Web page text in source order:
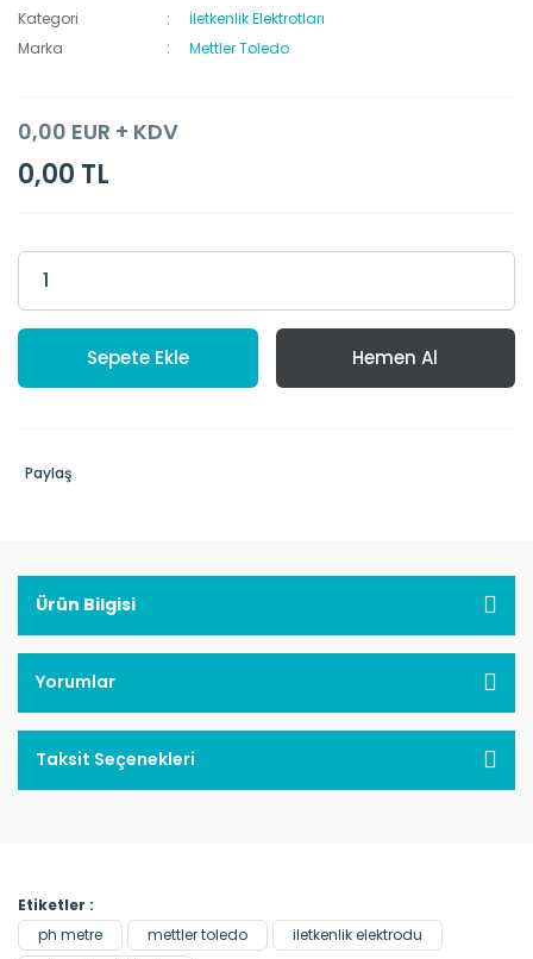
Kategori
İletkenlik Elektrotları
Marka
Mettler Toledo
0,00 EUR + KDV
0,00 TL
Sepete Ekle Hemen Al
Paylaş
Ürün Bilgisi
Yorumlar
Taksit Seçenekleri
Etiketler :
ph metre
mettler toledo
iletkenlik elektrodu